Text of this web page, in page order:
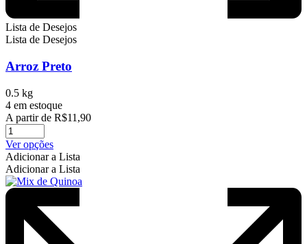
Lista de Desejos
Lista de Desejos
Arroz Preto
0.5 kg
4 em estoque
A partir de R$11,90
Ver opçõesEste
produto
tem
várias
As
podem
Adicionar a Lista
Adicionar a Lista